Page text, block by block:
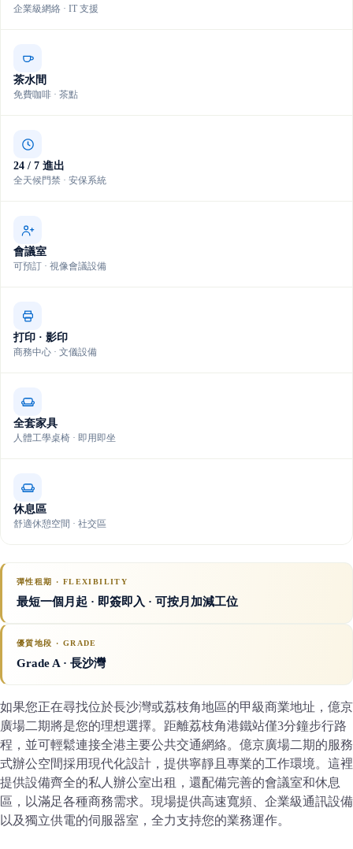
企業級網絡 · IT 支援
茶水間
免費咖啡 · 茶點
24 / 7 進出
全天候門禁 · 安保系統
會議室
可預訂 · 視像會議設備
打印 · 影印
商務中心 · 文儀設備
全套家具
人體工學桌椅 · 即用即坐
休息區
舒適休憩空間 · 社交區
彈性租期 · FLEXIBILITY
最短一個月起 · 即簽即入 · 可按月加減工位
優質地段 · GRADE
Grade A· 長沙灣
如果您正在尋找位於長沙灣或荔枝角地區的甲級商業地址，億京
廣場二期將是您的理想選擇。距離荔枝角港鐵站僅3分鐘步行路
程，並可輕鬆連接全港主要公共交通網絡。億京廣場二期的服務
式辦公空間採用現代化設計，提供寧靜且專業的工作環境。這裡
提供設備齊全的私人辦公室出租，還配備完善的會議室和休息
區，以滿足各種商務需求。現場提供高速寬頻、企業級通訊設備
以及獨立供電的伺服器室，全力支持您的業務運作。